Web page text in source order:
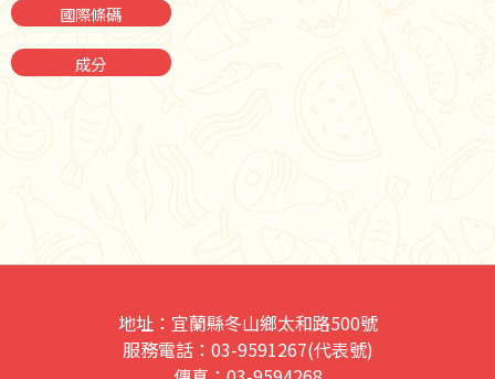
國際條碼
成分
地址：宜蘭縣冬山鄉太和路500號
服務電話：03-9591267(代表號)